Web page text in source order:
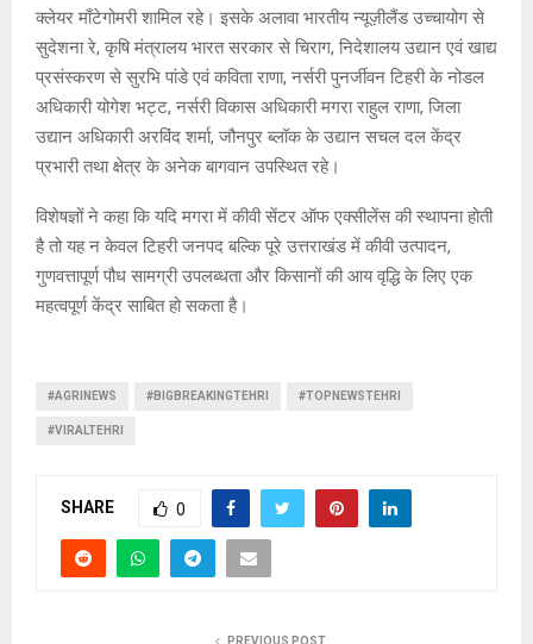
क्लेयर माँटेगोमरी शामिल रहे। इसके अलावा भारतीय न्यूज़ीलैंड उच्चायोग से
सुदेशना रे, कृषि मंत्रालय भारत सरकार से चिराग, निदेशालय उद्यान एवं खाद्य
प्रसंस्करण से सुरभि पांडे एवं कविता राणा, नर्सरी पुनर्जीवन टिहरी के नोडल
अधिकारी योगेश भट्ट, नर्सरी विकास अधिकारी मगरा राहुल राणा, जिला
उद्यान अधिकारी अरविंद शर्मा, जौनपुर ब्लॉक के उद्यान सचल दल केंद्र
प्रभारी तथा क्षेत्र के अनेक बागवान उपस्थित रहे।
विशेषज्ञों ने कहा कि यदि मगरा में कीवी सेंटर ऑफ एक्सीलेंस की स्थापना होती
है तो यह न केवल टिहरी जनपद बल्कि पूरे उत्तराखंड में कीवी उत्पादन,
गुणवत्तापूर्ण पौध सामग्री उपलब्धता और किसानों की आय वृद्धि के लिए एक
महत्वपूर्ण केंद्र साबित हो सकता है।
#AGRINEWS #BIGBREAKINGTEHRI #TOPNEWSTEHRI
#VIRALTEHRI
SHARE 0
PREVIOUS POST